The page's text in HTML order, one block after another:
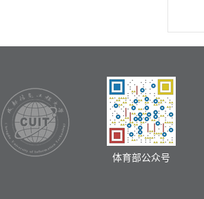
体育部公众号